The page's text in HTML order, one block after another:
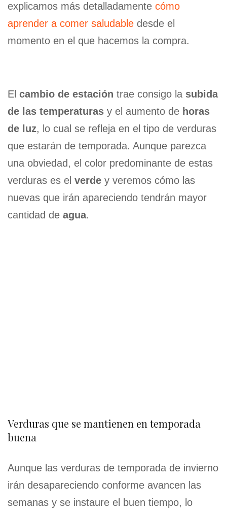
explicamos más detalladamente cómo
aprender a comer saludable desde el
momento en el que hacemos la compra.
El cambio de estación trae consigo la subida
de las temperaturas y el aumento de horas
de luz, lo cual se refleja en el tipo de verduras
que estarán de temporada. Aunque parezca
una obviedad, el color predominante de estas
verduras es el verde y veremos cómo las
nuevas que irán apareciendo tendrán mayor
cantidad de agua.
Verduras que se mantienen en temporada
buena
Aunque las verduras de temporada de invierno
irán desapareciendo conforme avancen las
semanas y se instaure el buen tiempo, lo